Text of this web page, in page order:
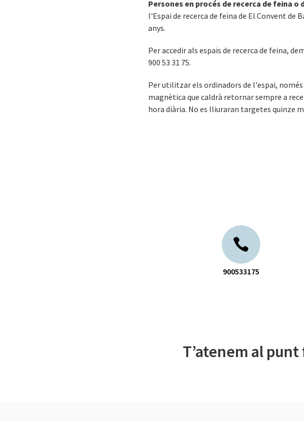
Persones en procés de recerca de feina
l'Espai de recerca de feina de El Convent de
anys.
Per accedir als espais de recerca de feina,
900 53 31 75.
Per utilitzar els ordinadors de l'espai,
magnètica que caldrà retornar sempre a
hora diària. No es lliuraran targetes quinze
900533175
T’atenem al